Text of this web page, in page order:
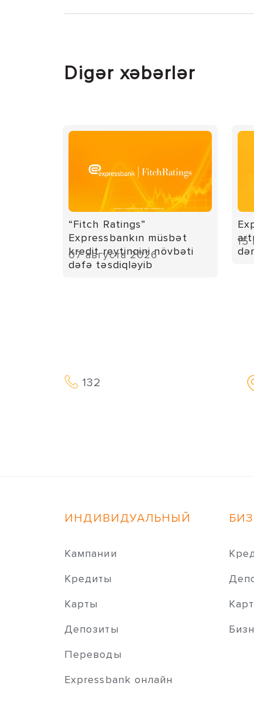
Digər xəbərlər
“Fitch Ratings”
Expressbankın müsbət
kredit reytinqini növbəti
dəfə təsdiqləyib
07 августа 2026
15
132
ИНДИВИДУАЛЬНЫЙ
Кампании
Кредиты
Карты
Депозиты
Переводы
Expressbank онлайн